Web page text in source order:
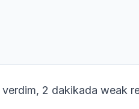
verdim, 2 dakikada weak